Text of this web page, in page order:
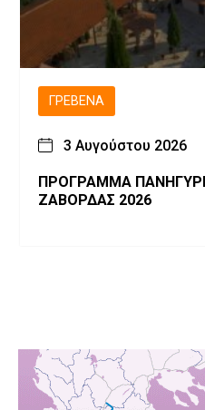
ΓΡΕΒΕΝΆ
3 Αυγούστου 2026
ΠΡΟΓΡΑΜΜΑ
ΖΑΒΟΡΔΑΣ 2026